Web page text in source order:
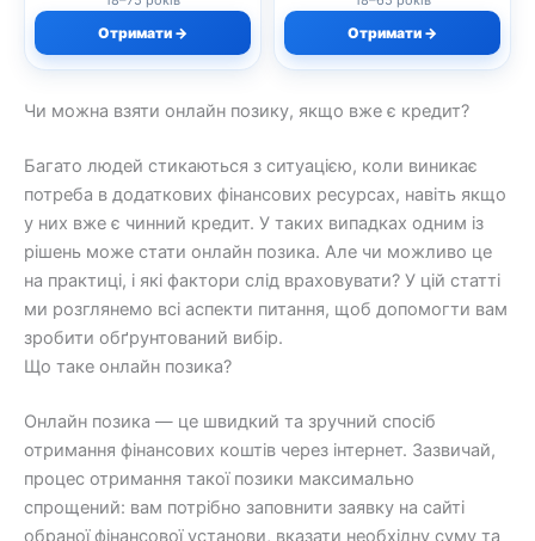
Отримати → Отримати →
Чи можна взяти онлайн позику, якщо вже є кредит?
Багато людей стикаються з ситуацією, коли виникає
потреба в додаткових фінансових ресурсах, навіть якщо
у них вже є чинний кредит. У таких випадках одним із
рішень може стати онлайн позика. Але чи можливо це
на практиці, і які фактори слід враховувати? У цій статті
ми розглянемо всі аспекти питання, щоб допомогти вам
зробити обґрунтований вибір.
Що таке онлайн позика?
Онлайн позика — це швидкий та зручний спосіб
отримання фінансових коштів через інтернет. Зазвичай,
процес отримання такої позики максимально
спрощений: вам потрібно заповнити заявку на сайті
обраної фінансової установи, вказати необхідну суму та